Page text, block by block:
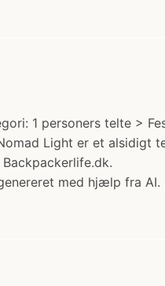
1 personers telte >
Light er et alsidigt
med hjælp fra AI.